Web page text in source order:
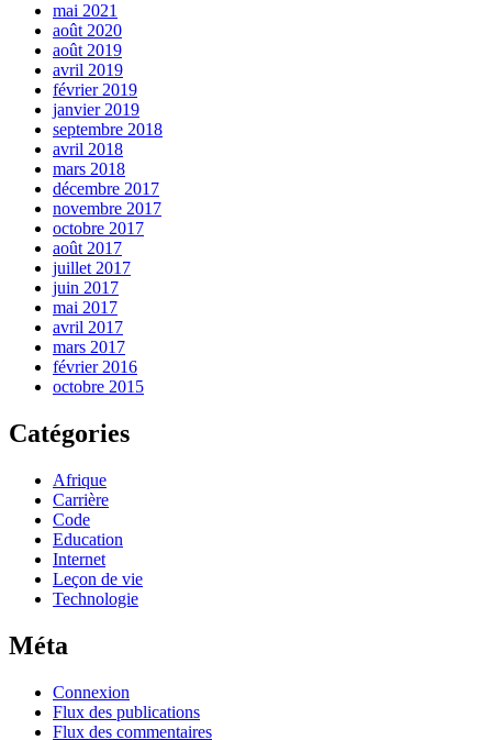
mai 2021
août 2020
août 2019
avril 2019
février 2019
janvier 2019
septembre 2018
avril 2018
mars 2018
décembre 2017
novembre 2017
octobre 2017
août 2017
juillet 2017
juin 2017
mai 2017
avril 2017
mars 2017
février 2016
octobre 2015
Catégories
Afrique
Carrière
Code
Education
Internet
Leçon de vie
Technologie
Méta
Connexion
Flux des publications
Flux des commentaires